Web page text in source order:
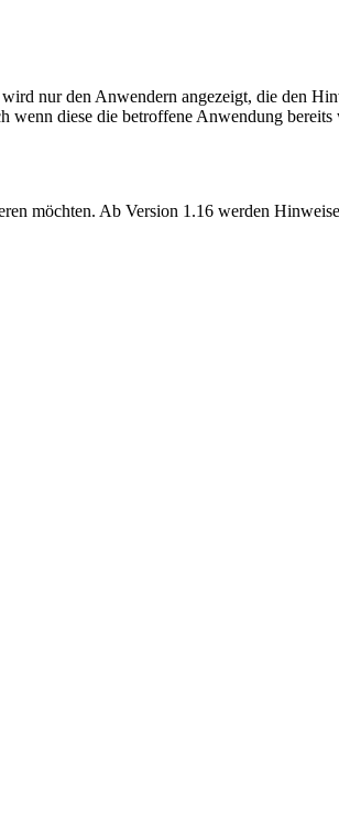
nur den Anwendern angezeigt, die den
diese die betroffene Anwendung bereits
möchten. Ab Version 1.16 werden